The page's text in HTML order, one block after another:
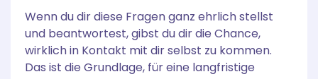
Wenn du dir diese Fragen ganz ehrlich stellst
und beantwortest, gibst du dir die Chance,
wirklich in Kontakt mit dir selbst zu kommen.
Das ist die Grundlage, für eine langfristige